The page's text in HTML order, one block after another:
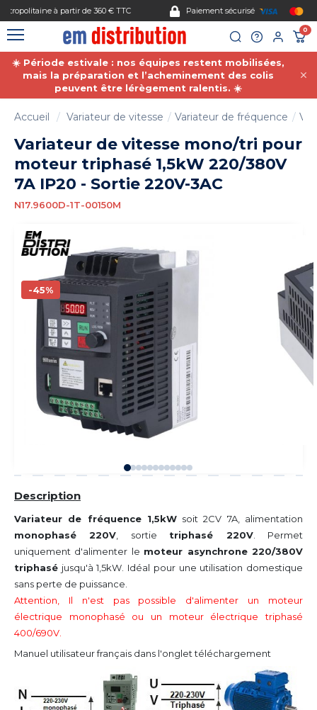
Paiement sécurisé
0
☀️ Période estivale : nos équipes restent mobilisées,
mais la préparation et l’acheminement des colis
peuvent être lérègement ralentis. ☀️
Accueil Variateur de vitesse Variateur de fréquence
Variateur de vitesse mono/tri pour
moteur triphasé 1,5kW 220/380V
7A IP20 - Sortie 220V-3AC
N17.9600D-1T-00150M
-45%
Description
Variateur de fréquence 1,5kWsoit 2CV 7A, alimentation
monophasé 220V , sortie triphasé 220V. Permet
uniquement d'alimenter le moteur asynchrone 220/380V
triphasé jusqu'à 1,5kW. Idéal pour une utilisation domestique
sans perte de puissance.
Attention, Il n'est pas possible d'alimenter un moteur
électrique monophasé ou un moteur électrique triphasé
400/690V.
Manuel utilisateur français dans l'onglet téléchargement
Gestion des cookies